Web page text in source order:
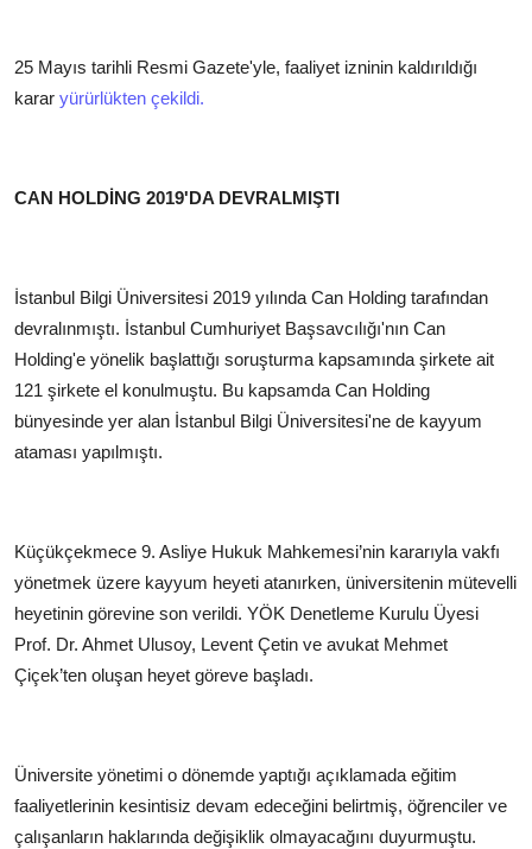
25 Mayıs tarihli Resmi Gazete'yle, faaliyet izninin kaldırıldığı
karar yürürlükten çekildi.
CAN HOLDİNG 2019'DA DEVRALMIŞTI
İstanbul Bilgi Üniversitesi 2019 yılında Can Holding tarafından
devralınmıştı. İstanbul Cumhuriyet Başsavcılığı'nın Can
Holding'e yönelik başlattığı soruşturma kapsamında şirkete ait
121 şirkete el konulmuştu. Bu kapsamda Can Holding
bünyesinde yer alan İstanbul Bilgi Üniversitesi'ne de kayyum
ataması yapılmıştı.
Küçükçekmece 9. Asliye Hukuk Mahkemesi’nin kararıyla vakfı
yönetmek üzere kayyum heyeti atanırken, üniversitenin mütevelli
heyetinin görevine son verildi. YÖK Denetleme Kurulu Üyesi
Prof. Dr. Ahmet Ulusoy, Levent Çetin ve avukat Mehmet
Çiçek’ten oluşan heyet göreve başladı.
Üniversite yönetimi o dönemde yaptığı açıklamada eğitim
faaliyetlerinin kesintisiz devam edeceğini belirtmiş, öğrenciler ve
çalışanların haklarında değişiklik olmayacağını duyurmuştu.